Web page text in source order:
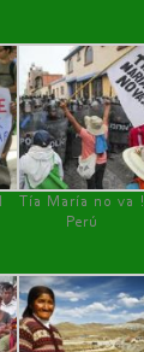
Tía María no va !
Perú